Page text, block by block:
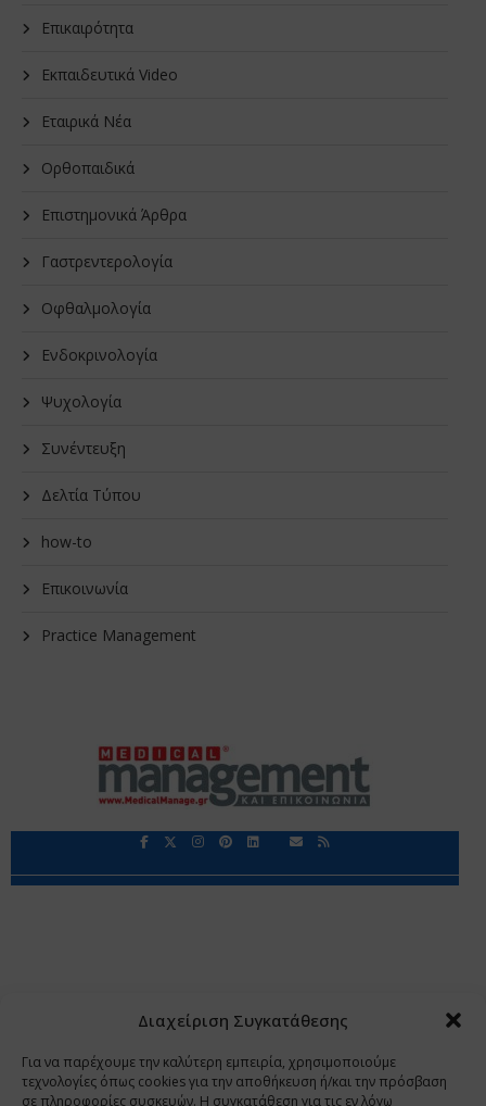
Διαχείριση Συγκατάθεσης
Για να παρέχουμε την καλύτερη εμπειρία, χρησιμοποιούμε
τεχνολογίες όπως cookies για την αποθήκευση ή/και την πρόσβαση
σε πληροφορίες συσκευών. Η συγκατάθεση για τις εν λόγω
Επικαιρότητα
Εκπαιδευτικά Video
Εταιρικά Νέα
Oρθοπαιδικά
Επιστημονικά Άρθρα
Γαστρεντερολογία
Οφθαλμολογία
Ενδοκρινολογία
Ψυχολογία
Συνέντευξη
Δελτία Τύπου
how-to
Επικοινωνία
Practice Management
Copyright 2009 - 2026 © Χαραμή Α.Ε.